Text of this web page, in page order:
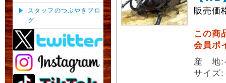
スタッフのつぶやきブロ
グ
販売価
この商
会員ポ
産 地:
サイ